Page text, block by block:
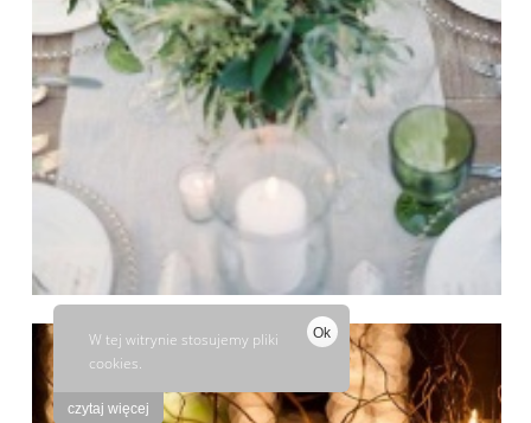
W tej witrynie stosujemy pliki
cookies.
Ok
czytaj więcej